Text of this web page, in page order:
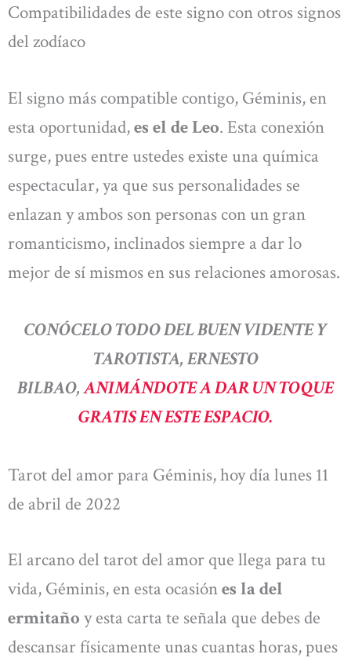
Compatibilidades de este signo con otros signos
del zodíaco
El signo más compatible contigo, Géminis, en
esta oportunidad,es el de Leo. Esta conexión
surge, pues entre ustedes existe una química
espectacular, ya que sus personalidades se
enlazan y ambos son personas con un gran
romanticismo, inclinados siempre a dar lo
mejor de sí mismos en sus relaciones amorosas.
CONÓCELO TODO DEL BUEN VIDENTE Y
TAROTISTA, ERNESTO
BILBAO,ANIMÁNDOTE A DAR UN TOQUE
GRATIS EN ESTE ESPACIO.
Tarot del amor para Géminis, hoy día lunes 11
de abril de 2022
El arcano del tarot del amor que llega para tu
vida, Géminis, en esta ocasiónes la del
ermitaño y esta carta te señala que debes de
descansar físicamente unas cuantas horas, pues